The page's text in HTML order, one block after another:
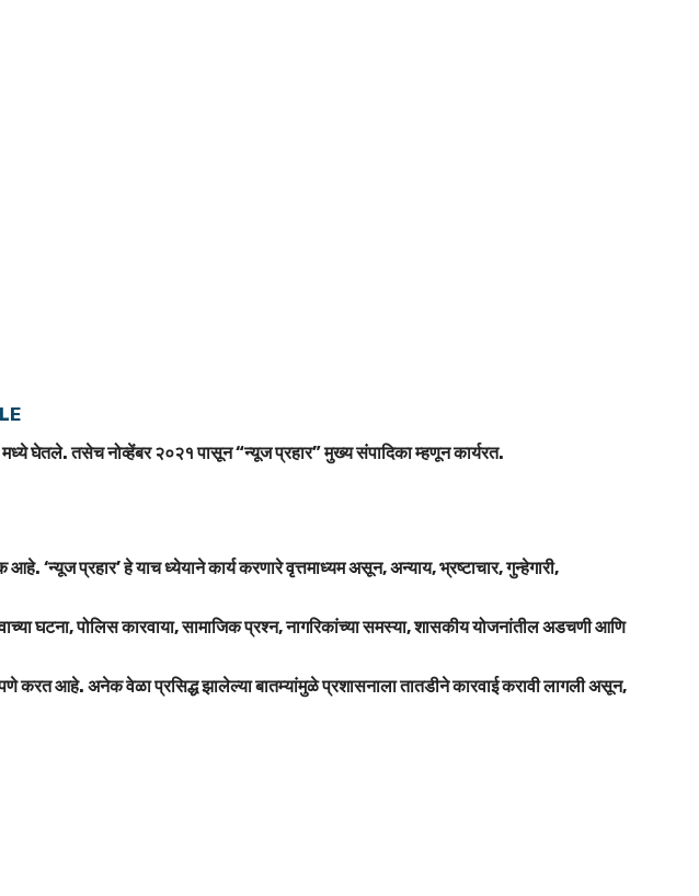
घेतले. तसेच नोव्हेंबर २०२१ पासून “न्यूज प्रहार” मुख्य संपादिका म्हणून कार्यरत.
प्रहार’ हे याच ध्येयाने कार्य करणारे वृत्तमाध्यम असून, अन्याय, भ्रष्टाचार, गुन्हेगारी,
घटना, पोलिस कारवाया, सामाजिक प्रश्न, नागरिकांच्या समस्या, शासकीय योजनांतील अडचणी आणि
करत आहे. अनेक वेळा प्रसिद्ध झालेल्या बातम्यांमुळे प्रशासनाला तातडीने कारवाई करावी लागली असून,